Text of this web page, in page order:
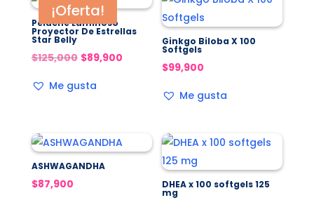
¡Oferta!
Peluche Luminoso
Proyector De Estrellas
Star Belly
$125,000 El
original
$89,900El
Me gusta
Ginkgo Biloba X 100
Softgels
$99,900
Me gusta
ASHWAGANDHA
$87,900
DHEA x 100 softgels 125
mg